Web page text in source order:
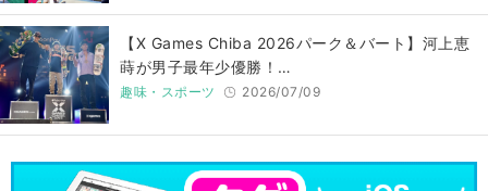
【X Games Chiba 2026パーク＆バート】河上恵
蒔が男子最年少優勝！…
趣味・スポーツ 2026/07/09